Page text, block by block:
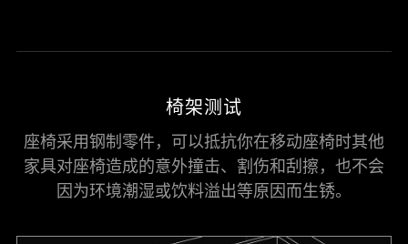
椅架测试
座椅采用钢制零件，可以抵抗你在移动座椅时其他
家具对座椅造成的意外撞击、割伤和刮擦，也不会
因为环境潮湿或饮料溢出等原因而生锈。